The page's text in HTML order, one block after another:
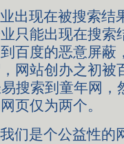
出现在被搜索结
只能出现在搜索
百度的恶意屏蔽
网站创办之初被
搜索到童年网，
页仅为两个。
们是个公益性的